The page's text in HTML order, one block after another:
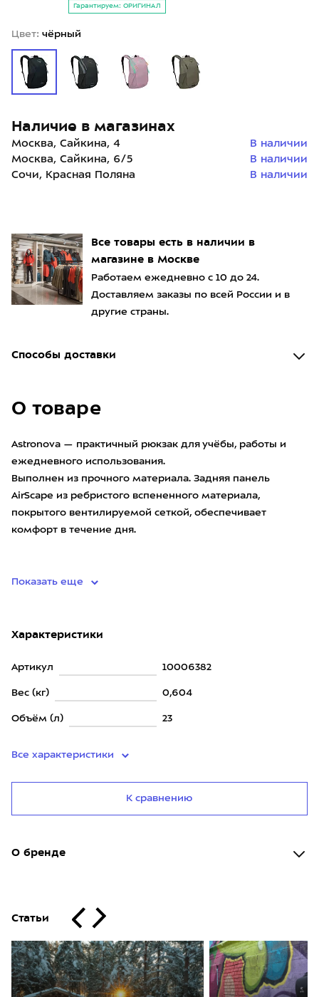
Все товары есть в наличии в
магазине в Москве
Работаем ежедневно с 10 до 24.
Доставляем заказы по всей России и в
другие страны.
Способы доставки
О товаре
Astronova — практичный рюкзак для учёбы, работы и
ежедневного использования.
Выполнен из прочного материала. Задняя панель
AirScape из ребристого вспененного материала,
покрытого вентилируемой сеткой, обеспечивает
комфорт в течение дня.
Показать еще
Характеристики
Артикул 10006382
Вес (кг) 0,604
Объём (л) 23
Все характеристики
К сравнению
О бренде
Статьи
Гарантируем: ОРИГИНАЛ
Цвет: чёрный
Наличие в магазинах
Москва, Сайкина, 4
В наличии
Москва, Сайкина, 6/5
В наличии
Сочи, Красная Поляна
В наличии